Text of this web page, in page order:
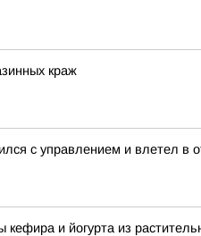
краж
с управлением и влетел в
и йогурта из